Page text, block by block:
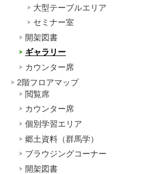
大型テーブルエリア
セミナー室
開架図書
ギャラリー
カウンター席
2階フロアマップ
閲覧席
カウンター席
個別学習エリア
郷土資料（群馬学）
ブラウジングコーナー
開架図書